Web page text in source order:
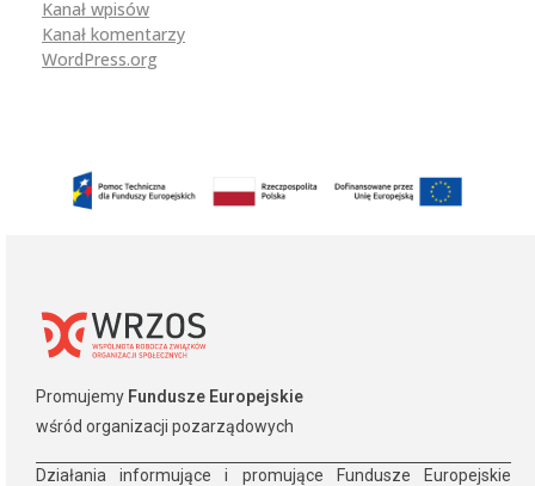
Kanał wpisów
Kanał komentarzy
WordPress.org
Promujemy Fundusze Europejskie
wśród organizacji pozarządowych
Działania informujące i promujące Fundusze Europejskie